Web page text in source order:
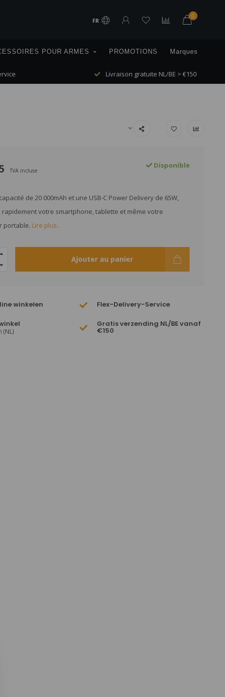
FR
0
POUR ARMES PROMOTIONS Marques
Livraison gratuite NL/BE > €150
TVA incluse
Disponible
de 20 000mAh et une USB-C Power Delivery de 65W,
rapidement votre smartphone, tablette et même votre
portable. Lire plus..
Ajouter au panier
winkelen Flex-Delivery-Service
(NL)
Gratis verzending NL/BE vanaf
€150